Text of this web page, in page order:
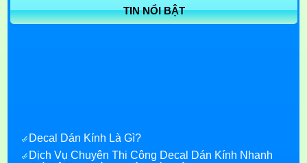
TIN NỔI BẬT
Dịch Vụ Chuyên Thi Công Decal Dán Kính Nhanh
Giá Rẻ Tại Quận Huyện Hóc Môn